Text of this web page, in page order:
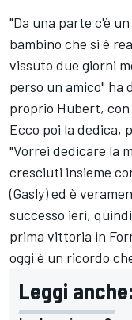
"Da una parte c'è
bambino che si è
vissuto due giorni
perso un amico" ha
proprio Hubert,
Ecco poi la dedica,
"Vorrei dedicare la
cresciuti insieme
(Gasly) ed è
successo ieri,
prima vittoria in
oggi è un ricordo
Leggi anche: